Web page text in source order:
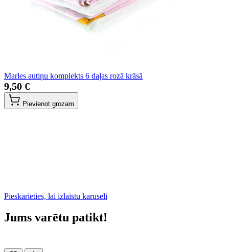
Marles autiņu komplekts 6 daļas rozā krāsā
9,50 €
Pievienot grozam
Pieskarieties, lai izlaistu karuseli
Jums varētu patikt!